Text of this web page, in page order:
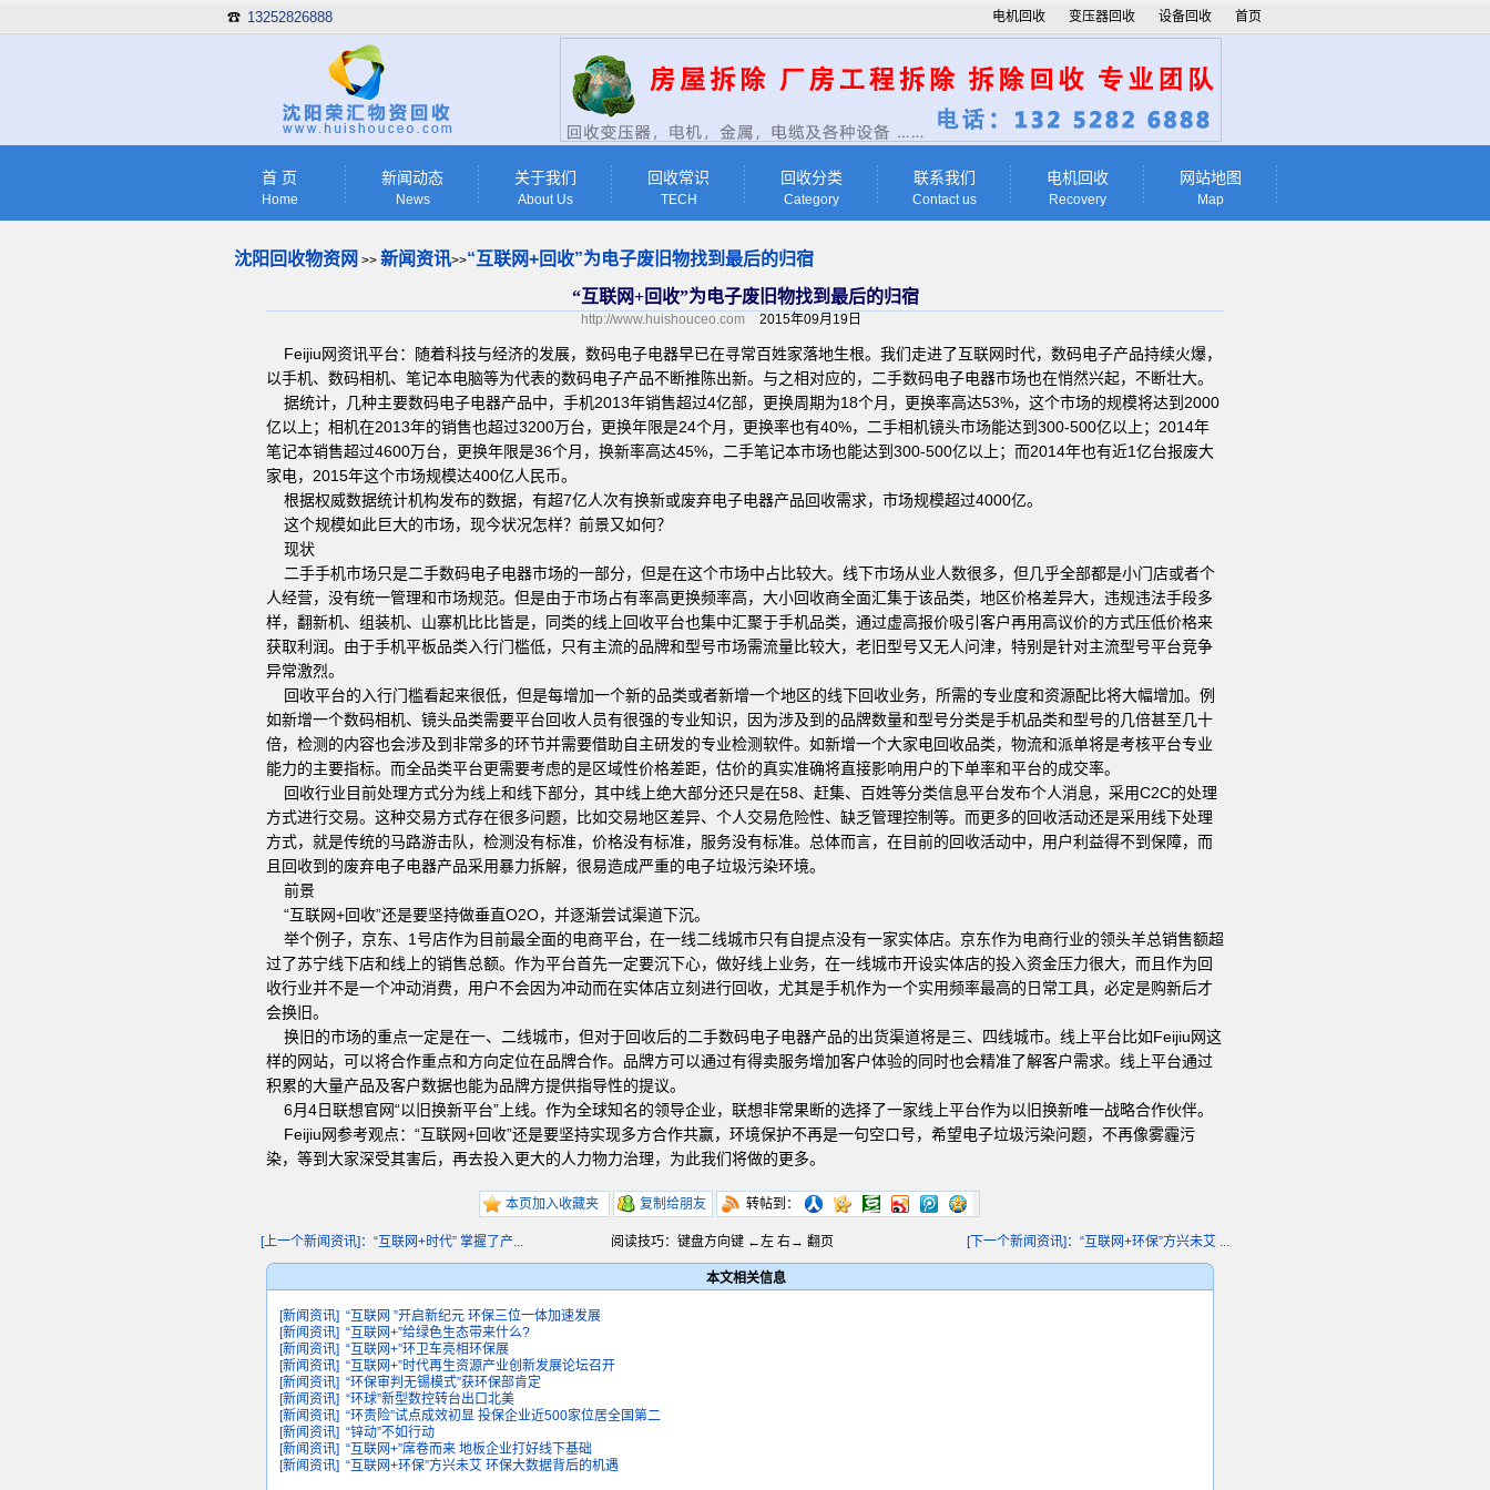
☎ 13252826888 首页
设备回收
变压器回收
电机回收
首 页
Home
新闻动态
News
关于我们
About Us
回收常识
TECH
回收分类
Category
联系我们
Contact us
电机回收
Recovery
网站地图
Map
沈阳回收物资网 >>新闻资讯>>“互联网+回收”为电子废旧物找到最后的归宿
“互联网+回收”为电子废旧物找到最后的归宿
http://www.huishouceo.com 2015年09月19日
Feijiu网资讯平台：随着科技与经济的发展，数码电子电器早已在寻常百姓家落地生根。我们走进了互联网时代，数码电子产品持续火爆，
以手机、数码相机、笔记本电脑等为代表的数码电子产品不断推陈出新。与之相对应的，二手数码电子电器市场也在悄然兴起，不断壮大。
据统计，几种主要数码电子电器产品中，手机2013年销售超过4亿部，更换周期为18个月，更换率高达53%，这个市场的规模将达到2000
亿以上；相机在2013年的销售也超过3200万台，更换年限是24个月，更换率也有40%，二手相机镜头市场能达到300-500亿以上；2014年
笔记本销售超过4600万台，更换年限是36个月，换新率高达45%，二手笔记本市场也能达到300-500亿以上；而2014年也有近1亿台报废大
家电，2015年这个市场规模达400亿人民币。
根据权威数据统计机构发布的数据，有超7亿人次有换新或废弃电子电器产品回收需求，市场规模超过4000亿。
这个规模如此巨大的市场，现今状况怎样？前景又如何？
现状
二手手机市场只是二手数码电子电器市场的一部分，但是在这个市场中占比较大。线下市场从业人数很多，但几乎全部都是小门店或者个
人经营，没有统一管理和市场规范。但是由于市场占有率高更换频率高，大小回收商全面汇集于该品类，地区价格差异大，违规违法手段多
样，翻新机、组装机、山寨机比比皆是，同类的线上回收平台也集中汇聚于手机品类，通过虚高报价吸引客户再用高议价的方式压低价格来
获取利润。由于手机平板品类入行门槛低，只有主流的品牌和型号市场需流量比较大，老旧型号又无人问津，特别是针对主流型号平台竞争
异常激烈。
回收平台的入行门槛看起来很低，但是每增加一个新的品类或者新增一个地区的线下回收业务，所需的专业度和资源配比将大幅增加。例
如新增一个数码相机、镜头品类需要平台回收人员有很强的专业知识，因为涉及到的品牌数量和型号分类是手机品类和型号的几倍甚至几十
倍，检测的内容也会涉及到非常多的环节并需要借助自主研发的专业检测软件。如新增一个大家电回收品类，物流和派单将是考核平台专业
能力的主要指标。而全品类平台更需要考虑的是区域性价格差距，估价的真实准确将直接影响用户的下单率和平台的成交率。
回收行业目前处理方式分为线上和线下部分，其中线上绝大部分还只是在58、赶集、百姓等分类信息平台发布个人消息，采用C2C的处理
方式进行交易。这种交易方式存在很多问题，比如交易地区差异、个人交易危险性、缺乏管理控制等。而更多的回收活动还是采用线下处理
方式，就是传统的马路游击队，检测没有标准，价格没有标准，服务没有标准。总体而言，在目前的回收活动中，用户利益得不到保障，而
且回收到的废弃电子电器产品采用暴力拆解，很易造成严重的电子垃圾污染环境。
前景
“互联网+回收”还是要坚持做垂直O2O，并逐渐尝试渠道下沉。
举个例子，京东、1号店作为目前最全面的电商平台，在一线二线城市只有自提点没有一家实体店。京东作为电商行业的领头羊总销售额超
过了苏宁线下店和线上的销售总额。作为平台首先一定要沉下心，做好线上业务，在一线城市开设实体店的投入资金压力很大，而且作为回
收行业并不是一个冲动消费，用户不会因为冲动而在实体店立刻进行回收，尤其是手机作为一个实用频率最高的日常工具，必定是购新后才
会换旧。
换旧的市场的重点一定是在一、二线城市，但对于回收后的二手数码电子电器产品的出货渠道将是三、四线城市。线上平台比如Feijiu网这
样的网站，可以将合作重点和方向定位在品牌合作。品牌方可以通过有得卖服务增加客户体验的同时也会精准了解客户需求。线上平台通过
积累的大量产品及客户数据也能为品牌方提供指导性的提议。
6月4日联想官网“以旧换新平台”上线。作为全球知名的领导企业，联想非常果断的选择了一家线上平台作为以旧换新唯一战略合作伙伴。
Feijiu网参考观点：“互联网+回收”还是要坚持实现多方合作共赢，环境保护不再是一句空口号，希望电子垃圾污染问题，不再像雾霾污
染，等到大家深受其害后，再去投入更大的人力物力治理，为此我们将做的更多。
本页加入收藏夹 复制给朋友 转帖到：
[上一个新闻资讯]：“互联网+时代” 掌握了产... 阅读技巧：键盘方向键 ←左 右→ 翻页 [下一个新闻资讯]：“互联网+环保”方兴未艾 ...
本文相关信息
[新闻资讯] “互联网 ”开启新纪元 环保三位一体加速发展
[新闻资讯] “互联网+”给绿色生态带来什么?
[新闻资讯] “互联网+”环卫车亮相环保展
[新闻资讯] “互联网+”时代再生资源产业创新发展论坛召开
[新闻资讯] “环保审判无锡模式”获环保部肯定
[新闻资讯] “环球”新型数控转台出口北美
[新闻资讯] “环责险”试点成效初显 投保企业近500家位居全国第二
[新闻资讯] “锌动”不如行动
[新闻资讯] “互联网+”席卷而来 地板企业打好线下基础
[新闻资讯] “互联网+环保”方兴未艾 环保大数据背后的机遇